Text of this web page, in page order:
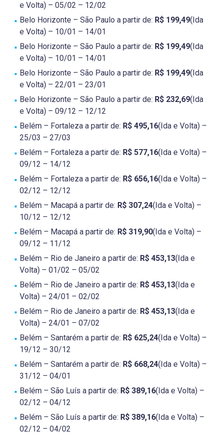
e Volta) – 05/02 – 12/02
Belo Horizonte – São Paulo a partir de: R$ 199,49(Ida
e Volta) – 10/01 – 14/01
Belo Horizonte – São Paulo a partir de: R$ 199,49(Ida
e Volta) – 10/01 – 14/01
Belo Horizonte – São Paulo a partir de: R$ 199,49(Ida
e Volta) – 22/01 – 23/01
Belo Horizonte – São Paulo a partir de: R$ 232,69(Ida
e Volta) – 09/12 – 12/12
Belém – Fortaleza a partir de: R$ 495,16(Ida e Volta) –
25/03 – 27/03
Belém – Fortaleza a partir de: R$ 577,16(Ida e Volta) –
09/12 – 14/12
Belém – Fortaleza a partir de: R$ 656,16(Ida e Volta) –
02/12 – 12/12
Belém – Macapá a partir de: R$ 307,24(Ida e Volta) –
10/12 – 12/12
Belém – Macapá a partir de: R$ 319,90(Ida e Volta) –
09/12 – 11/12
Belém – Rio de Janeiro a partir de: R$ 453,13(Ida e
Volta) – 01/02 – 05/02
Belém – Rio de Janeiro a partir de: R$ 453,13(Ida e
Volta) – 24/01 – 02/02
Belém – Rio de Janeiro a partir de: R$ 453,13(Ida e
Volta) – 24/01 – 07/02
Belém – Santarém a partir de: R$ 625,24(Ida e Volta) –
19/12 – 30/12
Belém – Santarém a partir de: R$ 668,24(Ida e Volta) –
31/12 – 04/01
Belém – São Luís a partir de: R$ 389,16(Ida e Volta) –
02/12 – 04/12
Belém – São Luís a partir de: R$ 389,16(Ida e Volta) –
02/12 – 04/02